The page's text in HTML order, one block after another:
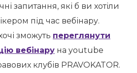
запитання, які б ви хотіли
під час вебінару.
зможуть переглянути
вебінару на youtube
клубів PRAVOKATOR.